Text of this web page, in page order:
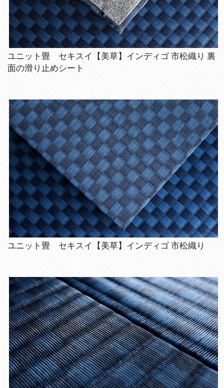
ユニット畳 セキスイ【美草】インディゴ 市松織り 裏
面の滑り止めシート
ユニット畳 セキスイ【美草】インディゴ 市松織り